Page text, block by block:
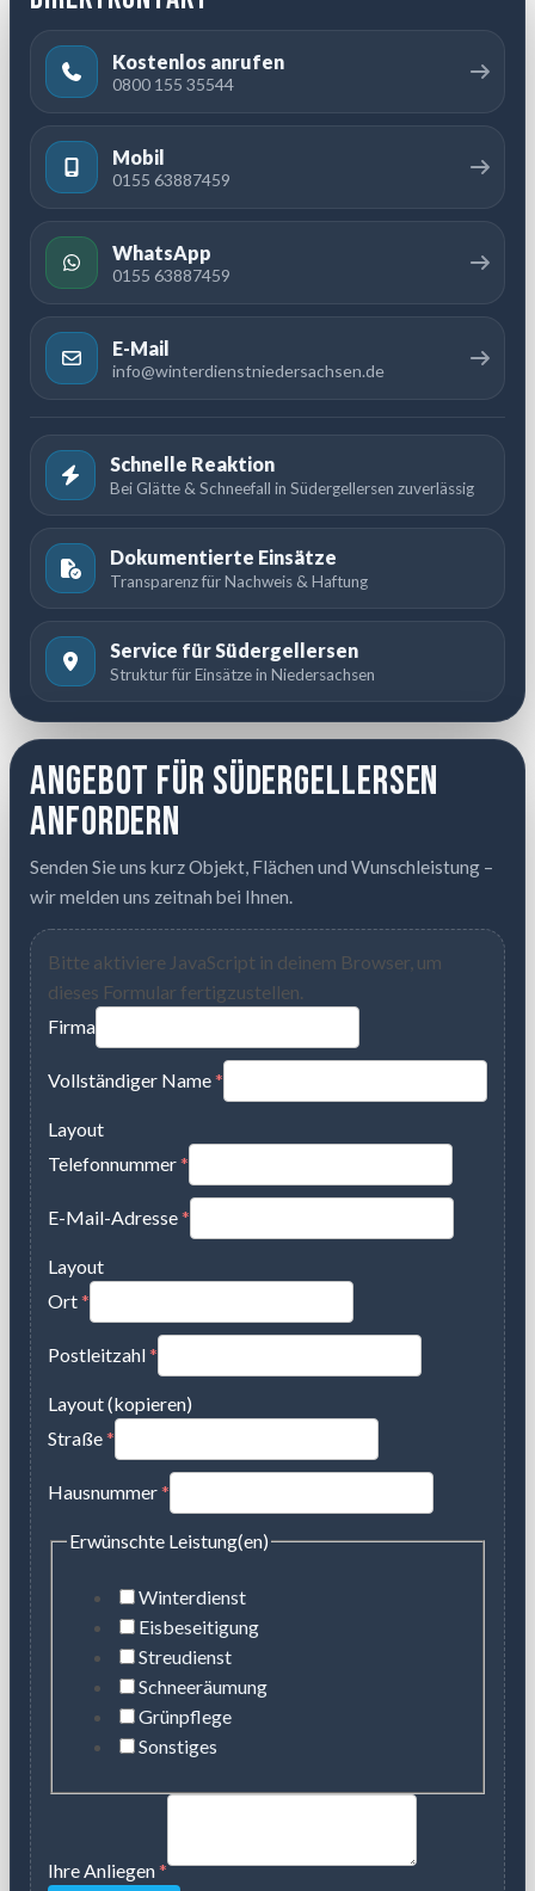
Kostenlos anrufen
0800 155 35544
Mobil
0155 63887459
WhatsApp
0155 63887459
E-Mail
info@winterdienstniedersachsen.de
Schnelle Reaktion
Bei Glätte & Schneefall in Südergellersen zuverlässig
Dokumentierte Einsätze
Transparenz für Nachweis & Haftung
Service für Südergellersen
Struktur für Einsätze in Niedersachsen
Angebot für Südergellersen
anfordern
Senden Sie uns kurz Objekt, Flächen und Wunschleistung –
wir melden uns zeitnah bei Ihnen.
Bitte aktiviere JavaScript in deinem Browser, um
dieses Formular fertigzustellen.
Firma
Vollständiger Name*
Layout
Telefonnummer*
E-Mail-Adresse*
Layout
Ort*
Postleitzahl*
Layout (kopieren)
Straße*
Hausnummer*
Erwünschte Leistung(en)
Winterdienst
Eisbeseitigung
Streudienst
Schneeräumung
Grünpflege
Sonstiges
Ihre Anliegen*